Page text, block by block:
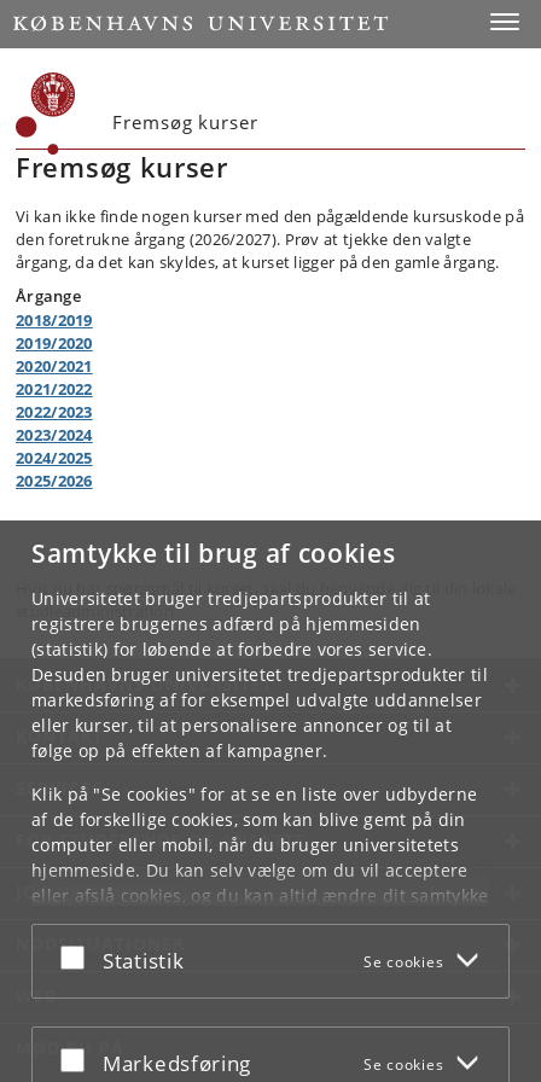
Samtykke til brug af cookies
Universitetet bruger tredjepartsprodukter til at
registrere brugernes adfærd på hjemmesiden
(statistik) for løbende at forbedre vores service.
Desuden bruger universitetet tredjepartsprodukter til
markedsføring af for eksempel udvalgte uddannelser
eller kurser, til at personalisere annoncer og til at
følge op på effekten af kampagner.
Klik på "Se cookies" for at se en liste over udbyderne
af de forskellige cookies, som kan blive gemt på din
computer eller mobil, når du bruger universitetets
hjemmeside. Du kan selv vælge om du vil acceptere
eller afslå cookies, og du kan altid ændre dit samtykke
underCookie- og privatlivspolitiksom du finder i
bunden af hver side.
Acceptér eller afslå
Statistik Se cookies
Acceptér eller afslå
Markedsføring Se cookies
Fremsøg kurser
Fremsøg kurser
Vi kan ikke finde nogen kurser med den pågældende kursuskode på
den foretrukne årgang (2026/2027). Prøv at tjekke den valgte
årgang, da det kan skyldes, at kurset ligger på den gamle årgang.
Årgange
2018/2019
2019/2020
2020/2021
2021/2022
2022/2023
2023/2024
2024/2025
2025/2026
Hvis du har spørgsmål til kurset, skal du henvende dig til din lokale
studieadministration.
KØBENHAVNS UNIVERSITET
KONTAKT
SERVICES
FOR STUDERENDE OG ANSATTE
JOB OG KARRIERE
NØDSITUATIONER
WEB
MØD KU PÅ